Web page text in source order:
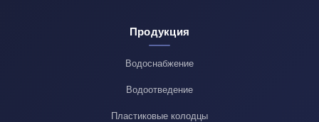
Продукция
Водоснабжение
Водоотведение
Пластиковые колодцы